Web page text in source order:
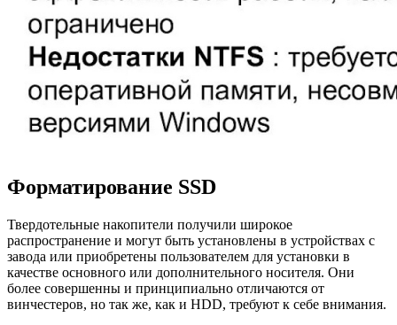
Форматирование SSD
Твердотельные накопители получили широкое
распространение и могут быть установлены в устройствах с
завода или приобретены пользователем для установки в
качестве основного или дополнительного носителя. Они
более совершенны и принципиально отличаются от
винчестеров, но так же, как и HDD, требуют к себе внимания.